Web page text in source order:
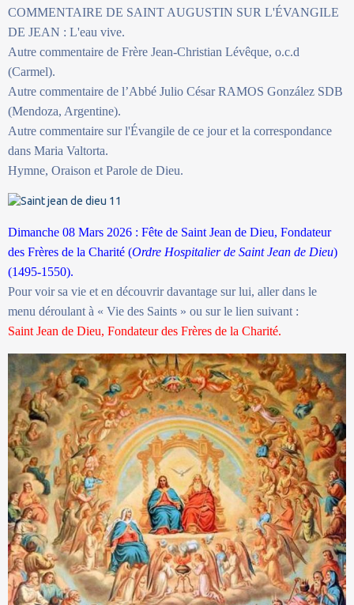
COMMENTAIRE DE SAINT AUGUSTIN SUR L'ÉVANGILE
DE JEAN : L'eau vive.
Autre commentaire de Frère Jean-Christian Lévêque, o.c.d
(Carmel).
Autre commentaire de l’Abbé Julio César RAMOS González SDB
(Mendoza, Argentine).
Autre commentaire sur l'Évangile de ce jour et la correspondance
dans Maria Valtorta.
Hymne, Oraison et Parole de Dieu.
Dimanche 08 Mars 2026 : Fête de Saint Jean de Dieu, Fondateur
des Frères de la Charité (Ordre Hospitalier de Saint Jean de Dieu)
(1495-1550).
Pour voir sa vie et en découvrir davantage sur lui, aller dans le
menu déroulant à « Vie des Saints » ou sur le lien suivant :
Saint Jean de Dieu, Fondateur des Frères de la Charité.